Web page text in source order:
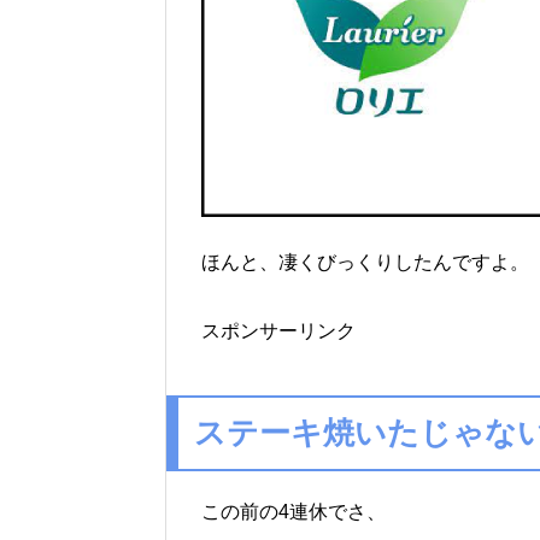
ほんと、凄くびっくりしたんですよ。
スポンサーリンク
ステーキ焼いたじゃな
この前の4連休でさ、